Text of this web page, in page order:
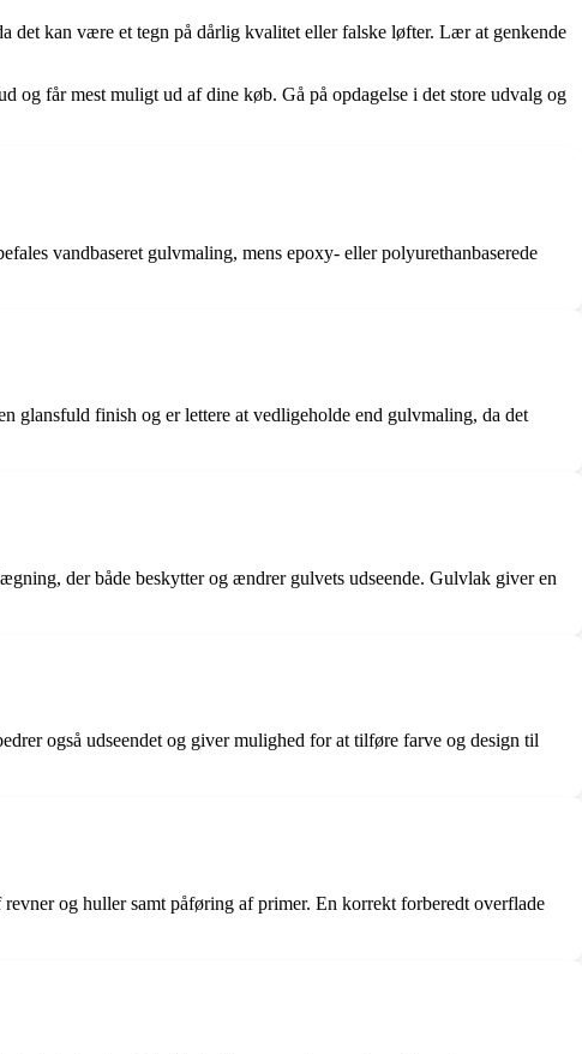
kan være et tegn på dårlig kvalitet eller falske løfter. Lær at genkende
får mest muligt ud af dine køb. Gå på opdagelse i det store udvalg og
vandbaseret gulvmaling, mens epoxy- eller polyurethanbaserede
glansfuld finish og er lettere at vedligeholde end gulvmaling, da det
der både beskytter og ændrer gulvets udseende. Gulvlak giver en
også udseendet og giver mulighed for at tilføre farve og design til
og huller samt påføring af primer. En korrekt forberedt overflade